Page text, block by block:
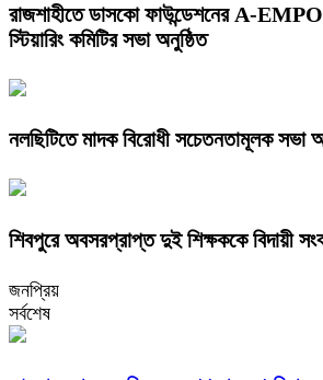
রাজশাহীতে ডাসকো ফাউন্ডেশনের A-
স্টিয়ারিং কমিটির সভা অনুষ্ঠিত
নলছিটিতে মাদক বিরোধী সচেতনতামূলক সভা
শিবপুরে অবসরপ্রাপ্ত দুই শিক্ষককে বিদায়ী
জনপ্রিয়
সর্বশেষ